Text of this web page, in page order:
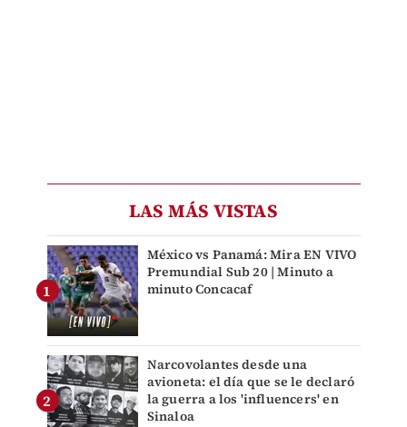
LAS MÁS VISTAS
México vs Panamá: Mira EN VIVO
Premundial Sub 20 | Minuto a
minuto Concacaf
Narcovolantes desde una
avioneta: el día que se le declaró
la guerra a los 'influencers' en
Sinaloa